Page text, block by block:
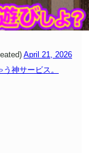
April 21, 2026
神サービス。